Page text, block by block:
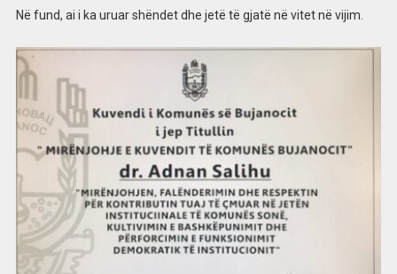
Në fund, ai i ka uruar shëndet dhe jetë të gjatë në vitet në vijim.